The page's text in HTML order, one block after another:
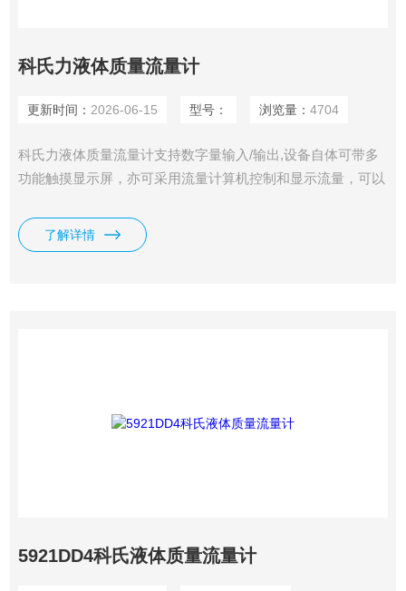
科氏力液体质量流量计
更新时间： 2026-06-15 型号： 浏览量： 4704
科氏力液体质量流量计支持数字量输入/输出,设备自体可带多
功能触摸显示屏，亦可采用流量计算机控制和显示流量，可以
了解详情
5921DD4科氏液体质量流量计